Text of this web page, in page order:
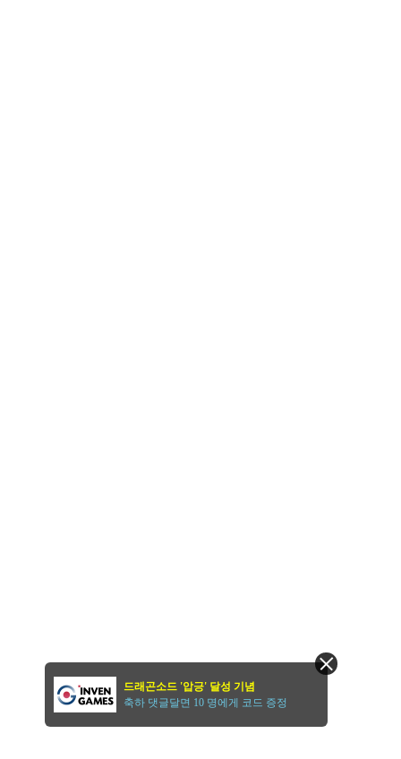
드래곤소드 '압긍' 달성 기념
축하 댓글달면 10 명에게 코드 증정